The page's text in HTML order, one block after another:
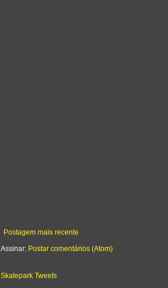
Postagem mais recente
Assinar: Postar comentários (Atom)
Skatepark Tweets